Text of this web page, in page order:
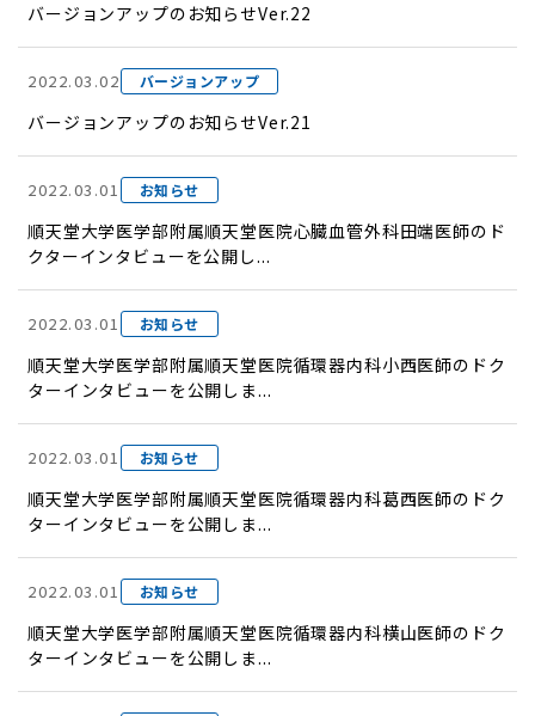
バージョンアップのお知らせVer.22
2022.03.02 バージョンアップ
バージョンアップのお知らせVer.21
2022.03.01 お知らせ
順天堂大学医学部附属順天堂医院心臓血管外科田端医師のド
クターインタビューを公開し...
2022.03.01 お知らせ
順天堂大学医学部附属順天堂医院循環器内科小西医師のドク
ターインタビューを公開しま...
2022.03.01 お知らせ
順天堂大学医学部附属順天堂医院循環器内科葛西医師のドク
ターインタビューを公開しま...
2022.03.01 お知らせ
順天堂大学医学部附属順天堂医院循環器内科横山医師のドク
ターインタビューを公開しま...